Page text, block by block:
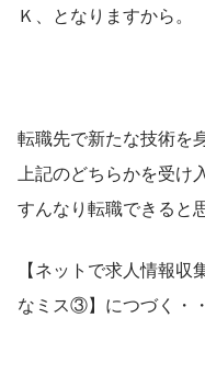
Ｋ、となりますから。
転職先で新たな技術を
上記のどちらかを受け
すんなり転職できると
【ネットで求人情報
なミス③】につづく・